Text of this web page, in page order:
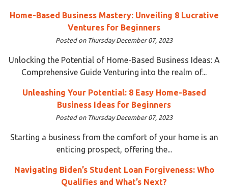
Home-Based Business Mastery: Unveiling 8 Lucrative
Ventures for Beginners
Posted on Thursday December 07, 2023
Unlocking the Potential of Home-Based Business Ideas: A
Comprehensive Guide Venturing into the realm of...
Unleashing Your Potential: 8 Easy Home-Based
Business Ideas for Beginners
Posted on Thursday December 07, 2023
Starting a business from the comfort of your home is an
enticing prospect, offering the...
Navigating Biden’s Student Loan Forgiveness: Who
Qualifies and What’s Next?